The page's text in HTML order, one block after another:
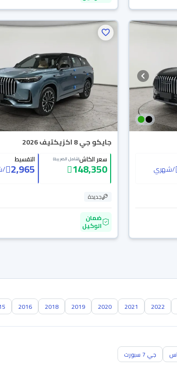
/شهري
جايكو جي 8 اكزيكتيف 2026
سعر الكاش(شامل الضريبة)
148,350
التقسيط
2,965
/
جديدة
ضمان
الوكيل
2022
2021
2020
2019
2018
2016
جي 7 سبورت